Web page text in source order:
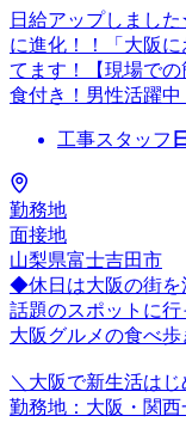
日給アップしまし
に進化！！「大阪
てます！【現場で
食付き！男性活躍中
工事スタッフ
勤務地
面接地
山梨県富士吉田市
◆休日は大阪の街を
話題のスポットに行
大阪グルメの食べ
＼大阪で新生活はじ
勤務地：大阪・関西